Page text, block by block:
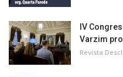
IV
Varzim
Revista